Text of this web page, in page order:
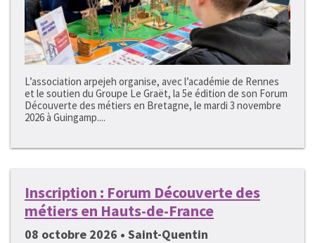
L’association arpejeh organise, avec l’académie de Rennes
et le soutien du Groupe Le Graët, la 5e édition de son Forum
Découverte des métiers en Bretagne, le mardi 3 novembre
2026 à Guingamp....
Inscription : Forum Découverte des
métiers en Hauts-de-France
08 octobre 2026 • Saint-Quentin